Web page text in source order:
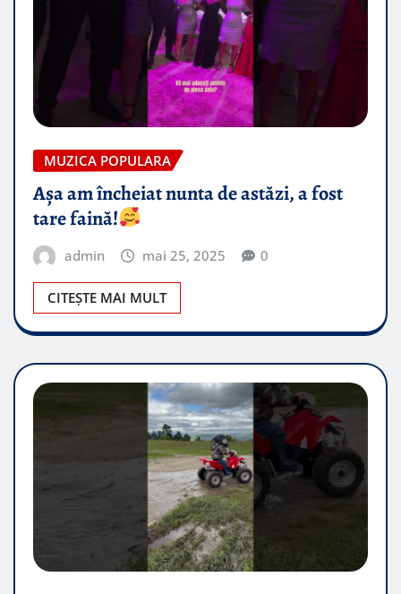
MUZICA POPULARA
Așa am încheiat nunta de astăzi, a fost
tare faină!
admin mai 25, 2025 0
CITEȘTE MAI MULT